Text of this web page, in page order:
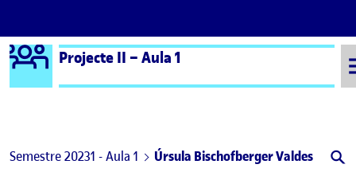
Saltar al contingut
Logo Ágora
Projecte II – Aula 1
Semestre 20231 - Aula 1 Úrsula Bischofberger Valdes